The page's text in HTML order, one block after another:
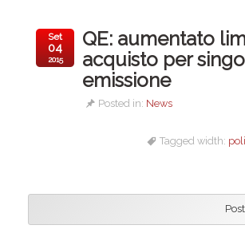
QE: aumentato
acquisto per
emissione
Posted in: News
Set
04
2015
Tagged width: